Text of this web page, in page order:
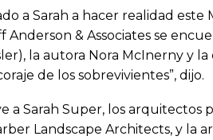
a Sarah a hacer realidad este
& Associates se
la autora Nora McInerny y la
de los sobrevivientes”, dijo.
Sarah Super, los arquitectos
Landscape Architects, y la